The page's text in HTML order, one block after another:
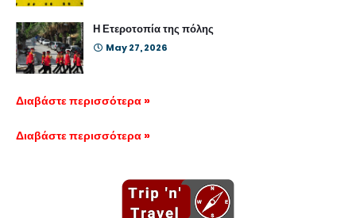
Η Ετεροτοπία της πόλης
May 27, 2026
Διαβάστε περισσότερα »
Διαβάστε περισσότερα »